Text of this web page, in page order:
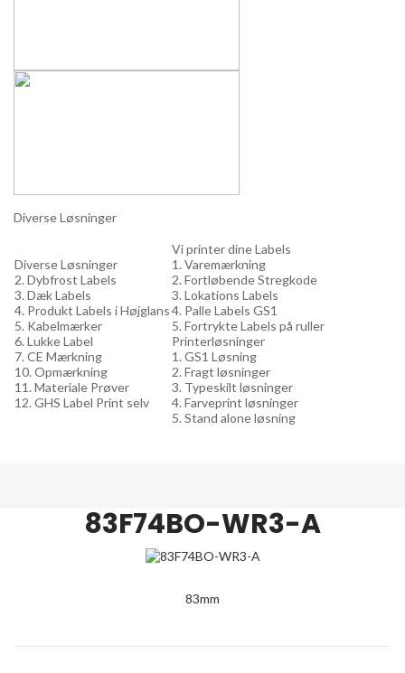
Diverse Løsninger
Diverse Løsninger
2. Dybfrost Labels
3. Dæk Labels
4. Produkt Labels i Højglans
5. Kabelmærker
6. Lukke Label
7. CE Mærkning
10. Opmærkning
11. Materiale Prøver
12. GHS Label Print selv
Vi printer dine Labels
1. Varemærkning
2. Fortløbende Stregkode
3. Lokations Labels
4. Palle Labels GS1
5. Fortrykte Labels på ruller
Printerløsninger
1. GS1 Løsning
2. Fragt løsninger
3. Typeskilt løsninger
4. Farveprint løsninger
5. Stand alone løsning
83F74BO-WR3-A
83mm